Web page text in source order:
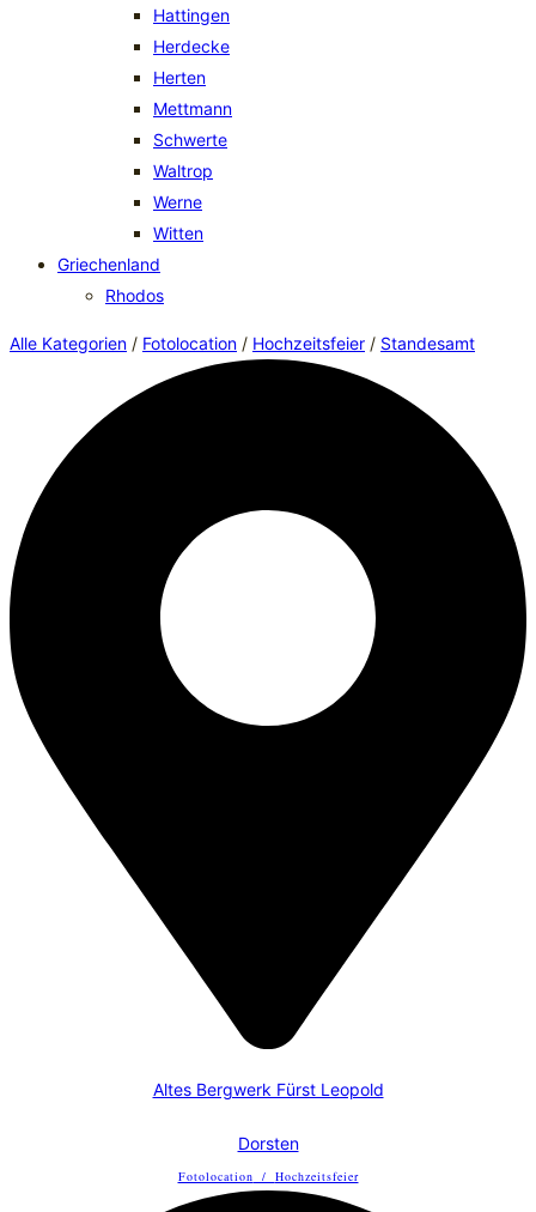
Hattingen
Herdecke
Herten
Mettmann
Schwerte
Waltrop
Werne
Witten
Griechenland
Rhodos
Alle Kategorien / Fotolocation / Hochzeitsfeier / Standesamt
Altes Bergwerk Fürst Leopold
Dorsten
Fotolocation / Hochzeitsfeier